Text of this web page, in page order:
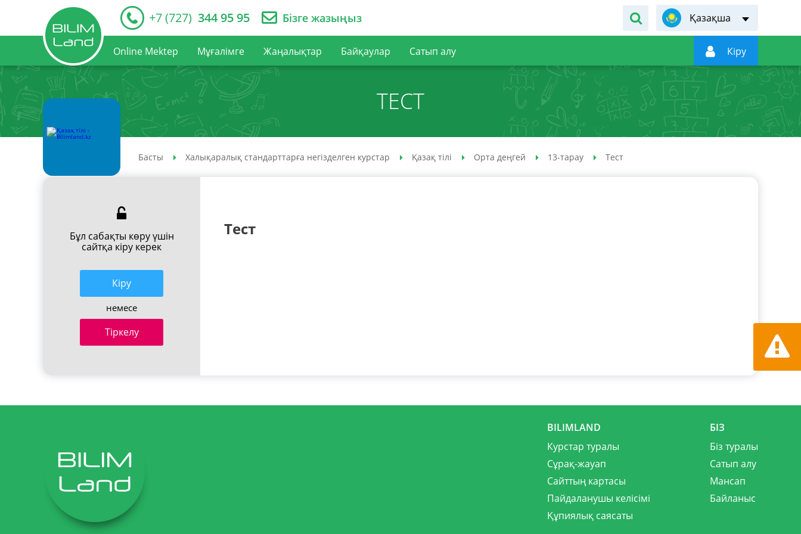
+7 (727) 344 95 95 Бізге жазыңыз Қазақша
Online Mektep Мұғалімге Жаңалықтар Байқаулар Сатып алу  Кiру
ТЕСТ
Басты Халықаралық стандарттарға негізделген курстар Қазақ тілі Орта деңгей 13-тарау Тест
Бұл сабақты көру үшін
сайтқа кіру керек
Кiру
немесе
Тіркелу
Тест
Қате
BILIMLAND
Курстар туралы
Сұрақ-жауап
Сайттың картасы
Пайдаланушы келісімі
Құпиялық саясаты
БІЗ
Біз туралы
Сатып алу
Мансап
Байланыс